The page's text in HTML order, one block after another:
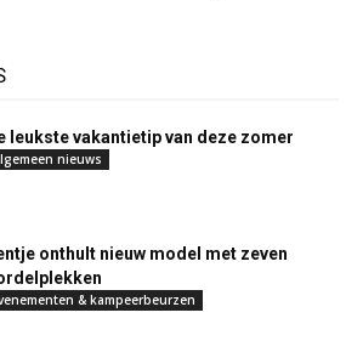
leukste vakantietip van deze zomer
nieuws
onthult nieuw model met zeven
& kampeerbeurzen